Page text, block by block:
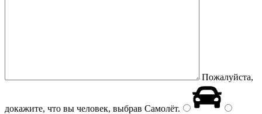
Пожалуйста,
докажите, что вы человек, выбрав Самолёт.